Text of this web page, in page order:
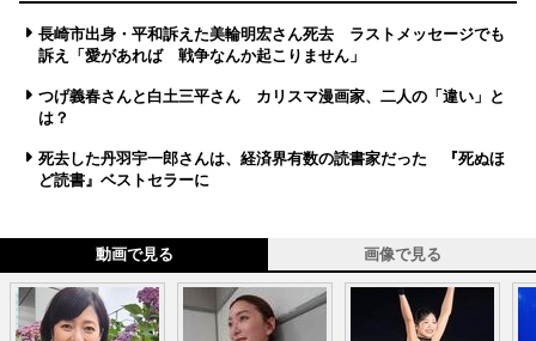
長崎市出身・平和訴えた美輪明宏さん死去 ラストメッセージでも
訴え「愛があれば 戦争なんか起こりません」
つげ義春さんと白土三平さん カリスマ漫画家、二人の「違い」と
は？
死去した丹羽宇一郎さんは、経済界有数の読書家だった 『死ぬほ
ど読書』ベストセラーに
動画で見る 画像で見る